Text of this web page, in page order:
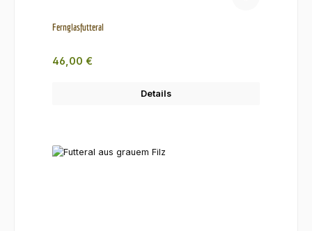
Fernglasfutteral
Regulärer Preis:
46,00 €
Details